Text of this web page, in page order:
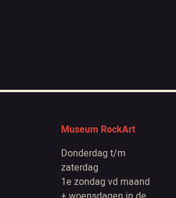
Museum RockArt
Donderdag t/m
zaterdag
1e zondag vd maand